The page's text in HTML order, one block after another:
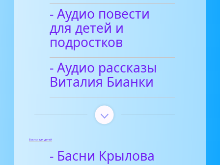
- Аудио повести
для детей и
подростков
- Аудио рассказы
Виталия Бианки
Басни для детей
- Басни Крылова